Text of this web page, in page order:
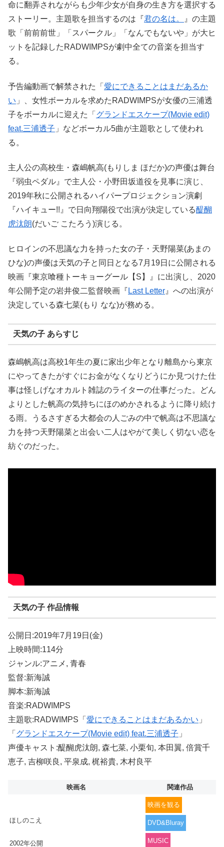
命に翻弄されながらも少年少女が自身の生き方を選択する
ストーリー。主題歌を担当するのは『君の名は。
』の主題
歌「前前前世」「スパークル」「なんでもないや」が大ヒ
ットを記録したRADWIMPSが劇中全ての音楽を担当す
る。
予告編動画で解禁された「 愛にできることはまだあるか
い 」、女性ボーカルを求めたRADWIMPSが女優の三浦透
子をボーカルに迎えた「 グランドエスケープ(Movie edit)
feat.三浦透子 」などボーカル5曲が主題歌として使われ
る。
主人公の高校生・森嶋帆高(もりしま ほだか)の声優は舞台
『弱虫ペダル』で主人公・小野田坂道役を見事に演じ、
2019年秋に公開されるハイパープロジェクション演劇
『ハイキュー!!』で日向翔陽役で出演が決定している醍醐
虎汰朗(だいご こたろう)演じる。
ヒロインの不思議な力を持った女の子・天野陽菜(あまの
ひな)の声優は天気の子と同日となる7月19日に公開される
映画『東京喰種トーキョーグール【S】』に出演し、2020
年公開予定の岩井俊二監督映画『 Last Letter 』への出演が
決定している森七菜(もり なな)が務める。
天気の子 あらすじ
森嶋帆高は高校1年生の夏に家出少年となり離島から東京
にやってきたがすぐにお金がなくなりどうにか見つけた仕
事は怪しげなオカルト雑誌のライターの仕事だった。どん
よりとした帆高の気持ちにほのめかされるように降り続け
る雨。うるさすぎる大都会の人ごみの中で帆高は不思議な
力を持つ天野陽菜と出会い二人はやがて美しく切ない恋を
紡ぐのだった。
天気の子 作品情報
公開日:2019年7月19日(金)
上映時間:114分
ジャンル:アニメ, 青春
監督:新海誠
脚本:新海誠
音楽:RADWIMPS
主題歌:RADWIMPS「 愛にできることはまだあるかい 」
「 グランドエスケープ(Movie edit) feat.三浦透子 」
声優キャスト:醍醐虎汰朗, 森七菜, 小栗旬, 本田翼, 倍賞千
恵子, 吉柳咲良, 平泉成, 梶裕貴, 木村良平
映画名 関連作品
ほしのこえ
2002年公開
映画を観る
DVD&Bluray
MUSIC